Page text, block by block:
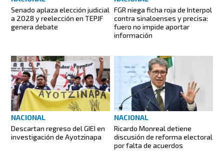
Senado aplaza elección judicial
a 2028 y reelección en TEPJF
genera debate
FGR niega ficha roja de Interpol
contra sinaloenses y precisa:
fuero no impide aportar
información
NACIONAL
Descartan regreso del GIEI en
investigación de Ayotzinapa
NACIONAL
Ricardo Monreal detiene
discusión de reforma electoral
por falta de acuerdos